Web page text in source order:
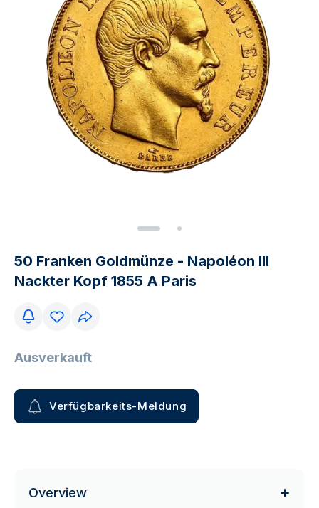
50 Franken Goldmünze - Napoléon III
Nackter Kopf 1855 A Paris
Ausverkauft
Verfügbarkeits-Meldung
Overview